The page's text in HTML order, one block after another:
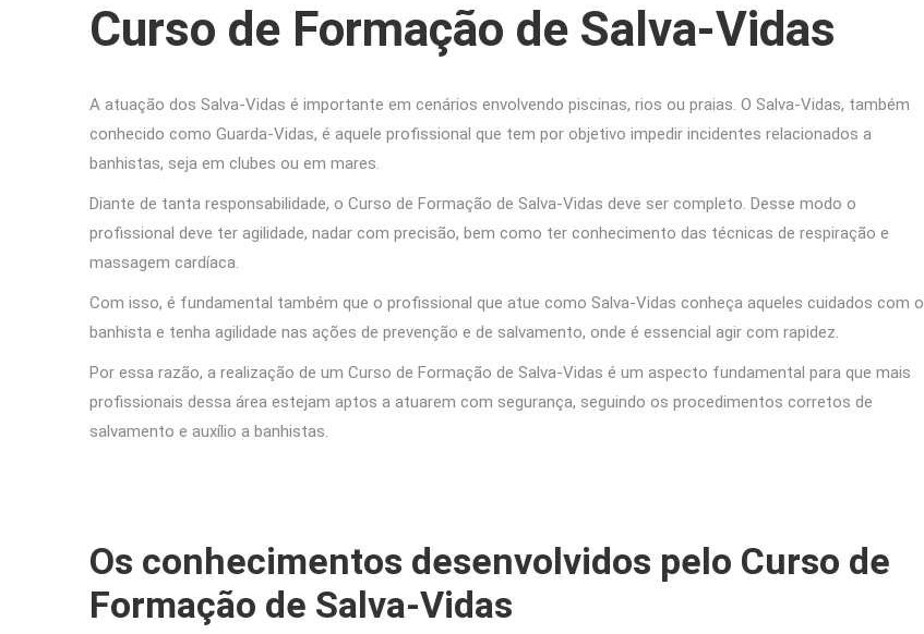
Curso de Formação de Salva-Vidas
A atuação dos Salva-Vidas é importante em cenários envolvendo piscinas, rios ou praias. O Salva-Vidas, também
conhecido como Guarda-Vidas, é aquele profissional que tem por objetivo impedir incidentes relacionados a
banhistas, seja em clubes ou em mares.
Diante de tanta responsabilidade, o Curso de Formação de Salva-Vidas deve ser completo. Desse modo o
profissional deve ter agilidade, nadar com precisão, bem como ter conhecimento das técnicas de respiração e
massagem cardíaca.
Com isso, é fundamental também que o profissional que atue como Salva-Vidas conheça aqueles cuidados com o
banhista e tenha agilidade nas ações de prevenção e de salvamento, onde é essencial agir com rapidez.
Por essa razão, a realização de um Curso de Formação de Salva-Vidas é um aspecto fundamental para que mais
profissionais dessa área estejam aptos a atuarem com segurança, seguindo os procedimentos corretos de
salvamento e auxílio a banhistas.
Os conhecimentos desenvolvidos pelo Curso de
Formação de Salva-Vidas